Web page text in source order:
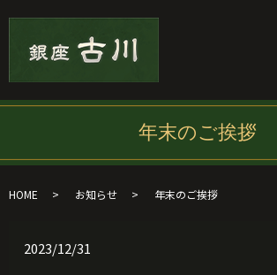
年末のご挨拶
HOME お知らせ 年末のご挨拶
2023/12/31